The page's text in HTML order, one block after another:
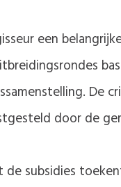
een
De
door de
subsidies